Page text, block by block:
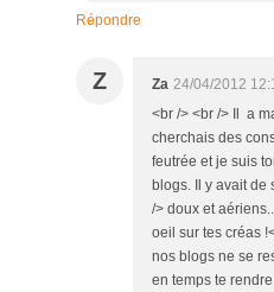
Répondre
Z Za 24/04/2012
<br /> <br /> Il a
cherchais des
feutrée et je suis
blogs. Il y avait de
/> doux et
oeil sur tes créas
nos blogs ne se
en temps te